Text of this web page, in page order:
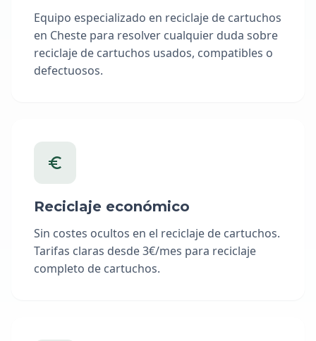
Equipo especializado en reciclaje de cartuchos
en Cheste para resolver cualquier duda sobre
reciclaje de cartuchos usados, compatibles o
defectuosos.
Reciclaje económico
Sin costes ocultos en el reciclaje de cartuchos.
Tarifas claras desde 3€/mes para reciclaje
completo de cartuchos.